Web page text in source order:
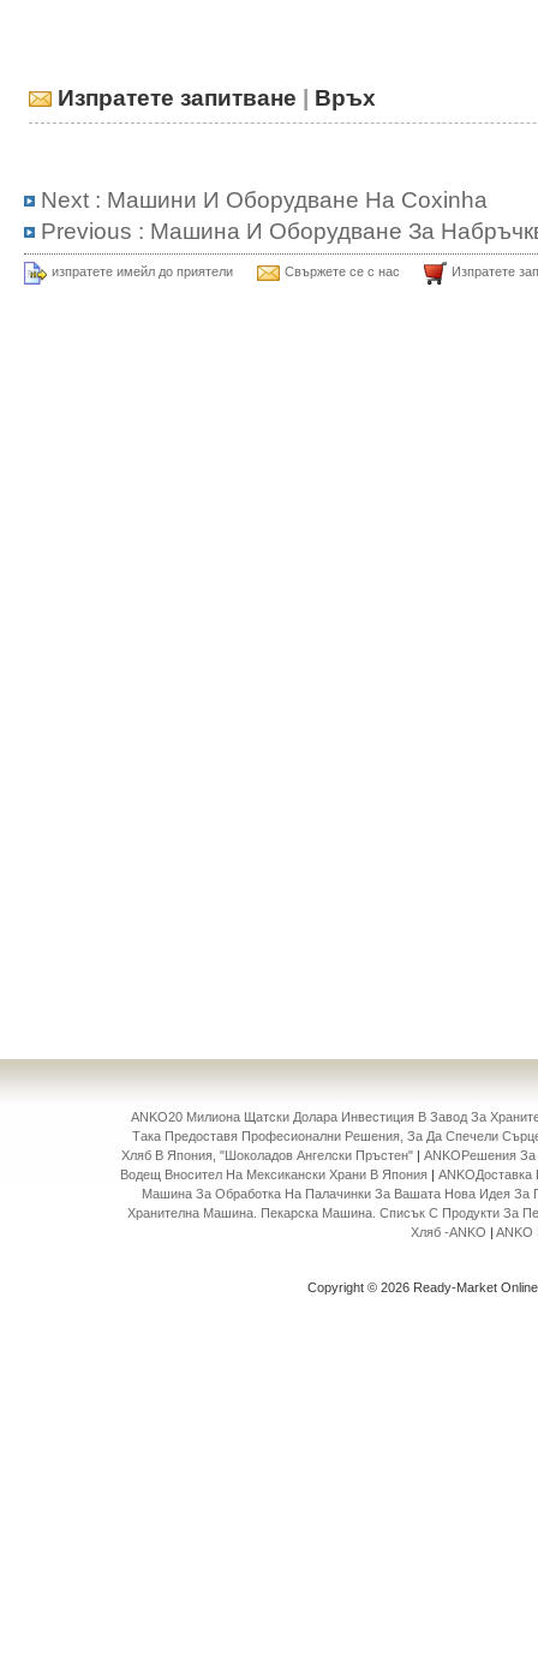
Изпратете запитване | Връх
Next : Машини И Оборудване На Coxinha
Previous : Машина И Оборудване За
изпратете имейл до приятели Свържете се с нас Изпратете
ANKO20 Милиона Щатски Долара Инвестиция В Завод За
Така Предоставя Професионални Решения, За Да Спечели
Хляб В Япония, "Шоколадов Ангелски Пръстен" |ANKOРешения
Водещ Вносител На Мексикански Храни В Япония |
Машина За Обработка На Палачинки За Вашата Нова Идея За
Хранителна Машина. Пекарска Машина. Списък С Продукти За
Хляб -ANKO |ANKO
Copyright © 2026 Ready-Market